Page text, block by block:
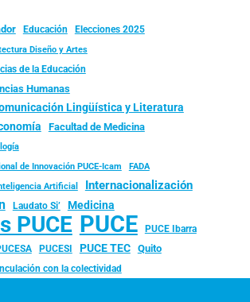
Educación Elecciones 2025
Diseño y Artes
de la Educación
Humanas
Lingüística y Literatura
Facultad de Medicina
de Innovación PUCE-Icam FADA
Artificial Internacionalización
Laudato Si’ Medicina
PUCE PUCE PUCE Ibarra
PUCESI PUCE TEC
Quito
con la colectividad